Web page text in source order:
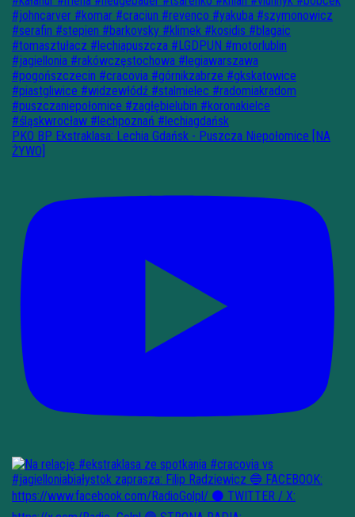
PKO BP Ekstraklasa: Lechia Gdańsk - Puszcza Niepołomice [NA
ŻYWO]